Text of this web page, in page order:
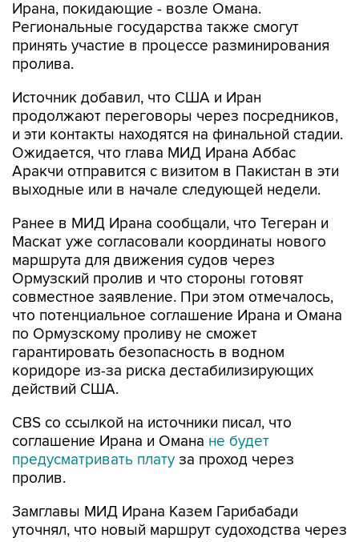
Ирана, покидающие - возле Омана.
Региональные государства также смогут
принять участие в процессе разминирования
пролива.
Источник добавил, что США и Иран
продолжают переговоры через посредников,
и эти контакты находятся на финальной стадии.
Ожидается, что глава МИД Ирана Аббас
Аракчи отправится с визитом в Пакистан в эти
выходные или в начале следующей недели.
Ранее в МИД Ирана сообщали, что Тегеран и
Маскат уже согласовали координаты нового
маршрута для движения судов через
Ормузский пролив и что стороны готовят
совместное заявление. При этом отмечалось,
что потенциальное соглашение Ирана и Омана
по Ормузскому проливу не сможет
гарантировать безопасность в водном
коридоре из-за риска дестабилизирующих
действий США.
CBS со ссылкой на источники писал, что
соглашение Ирана и Омана не будет
предусматривать плату за проход через
пролив.
Замглавы МИД Ирана Казем Гарибабади
уточнял, что новый маршрут судоходства через